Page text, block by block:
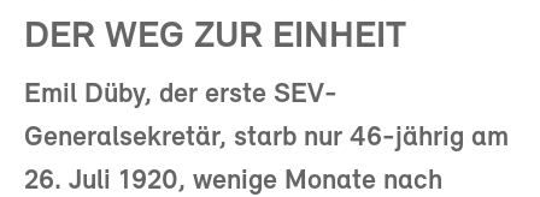
DER WEG ZUR EINHEIT
Emil Düby, der erste SEV-
Generalsekretär, starb nur 46-jährig am
26. Juli 1920, wenige Monate nach